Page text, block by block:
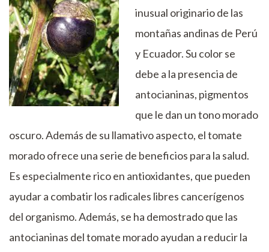
inusual originario de las
montañas andinas de Perú
y Ecuador. Su color se
debe a la presencia de
antocianinas, pigmentos
que le dan un tono morado
oscuro. Además de su llamativo aspecto, el tomate
morado ofrece una serie de beneficios para la salud.
Es especialmente rico en antioxidantes, que pueden
ayudar a combatir los radicales libres cancerígenos
del organismo. Además, se ha demostrado que las
antocianinas del tomate morado ayudan a reducir la